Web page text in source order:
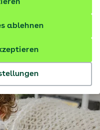
ablehnen